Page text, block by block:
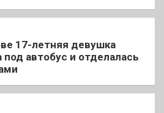
17-летняя девушка
под автобус и отделалась